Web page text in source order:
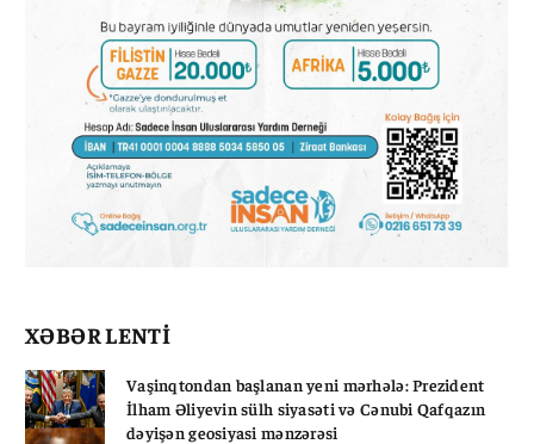
XƏBƏR LENTİ
Vaşinqtondan başlanan yeni mərhələ: Prezident
İlham Əliyevin sülh siyasəti və Cənubi Qafqazın
dəyişən geosiyasi mənzərəsi